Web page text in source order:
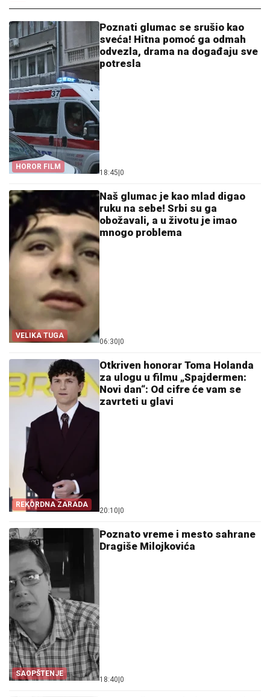
HOROR FILM
Poznati glumac se srušio kao
sveća! Hitna pomoć ga odmah
odvezla, drama na događaju sve
potresla
18:45|0
VELIKA TUGA
Naš glumac je kao mlad digao
ruku na sebe! Srbi su ga
obožavali, a u životu je imao
mnogo problema
06:30|0
REKORDNA ZARADA
Otkriven honorar Toma Holanda
za ulogu u filmu „Spajdermen:
Novi dan“: Od cifre će vam se
zavrteti u glavi
20:10|0
SAOPŠTENJE
Poznato vreme i mesto sahrane
Dragiše Milojkovića
18:40|0